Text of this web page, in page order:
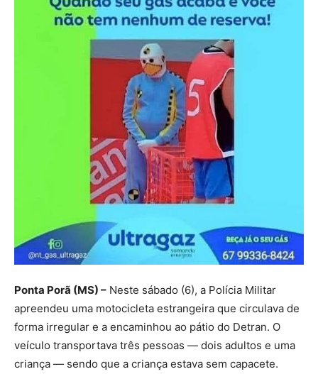
Ponta Porã (MS) – Neste sábado (6), a Polícia Militar
apreendeu uma motocicleta estrangeira que circulava de
forma irregular e a encaminhou ao pátio do Detran. O
veículo transportava três pessoas — dois adultos e uma
criança — sendo que a criança estava sem capacete.